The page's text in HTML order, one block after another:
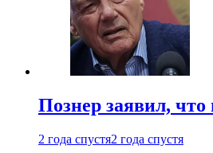
Познер заявил, что
2 года спустя2 года спустя